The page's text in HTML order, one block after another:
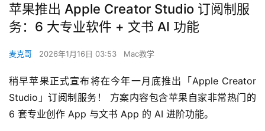
苹果推出 Apple Creator Studio 订阅制服
务：6 大专业软件 + 文书 AI 功能
麦克哥 2026年1月16日 03:53 Mac教学
稍早苹果正式宣布将在今年一月底推出「Apple Creator
Studio」订阅制服务！ 方案内容包含苹果自家非常热门的
6 套专业创作 App 与文书 App 的 AI 进阶功能。